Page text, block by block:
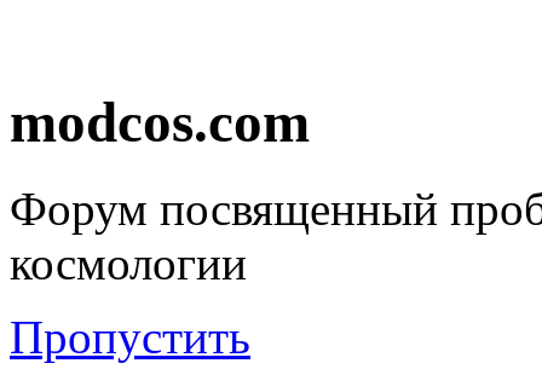
modcos.com
Форум посвященный
космологии
Пропустить